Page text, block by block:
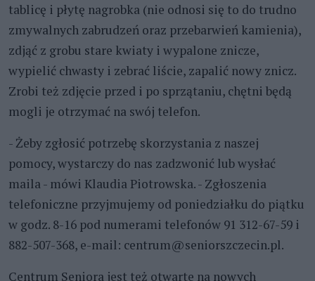
tablicę i płytę nagrobka (nie odnosi się to do trudno
zmywalnych zabrudzeń oraz przebarwień kamienia),
zdjąć z grobu stare kwiaty i wypalone znicze,
wypielić chwasty i zebrać liście, zapalić nowy znicz.
Zrobi też zdjęcie przed i po sprzątaniu, chętni będą
mogli je otrzymać na swój telefon.
- Żeby zgłosić potrzebę skorzystania z naszej
pomocy, wystarczy do nas zadzwonić lub wysłać
maila - mówi Klaudia Piotrowska. - Zgłoszenia
telefoniczne przyjmujemy od poniedziałku do piątku
w godz. 8-16 pod numerami telefonów 91 312-67-59 i
882-507-368, e-mail: centrum@seniorszczecin.pl.
Centrum Seniora jest też otwarte na nowych